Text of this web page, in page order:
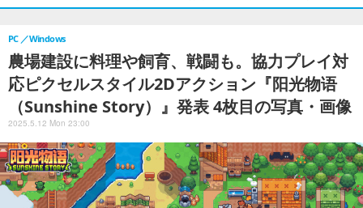
農場建設に料理や飼育、戦闘も。協力プレイ対
応ピクセルスタイル2Dアクション『阳光物语
（Sunshine Story）』発表 4枚目の写真・画像
PC Windows
2025.5.12 Mon 23:00